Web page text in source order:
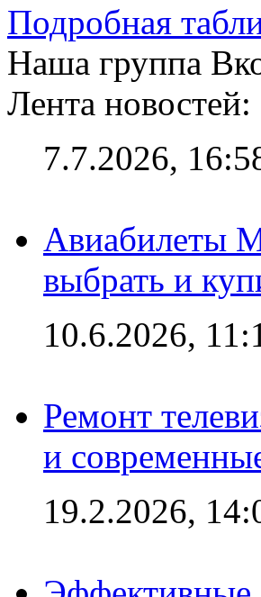
Подробная
Наша группа
Лента новостей:
7.7.2026,
Авиабилеты
выбрать и
10.6.2026,
Ремонт
и
19.2.2026,